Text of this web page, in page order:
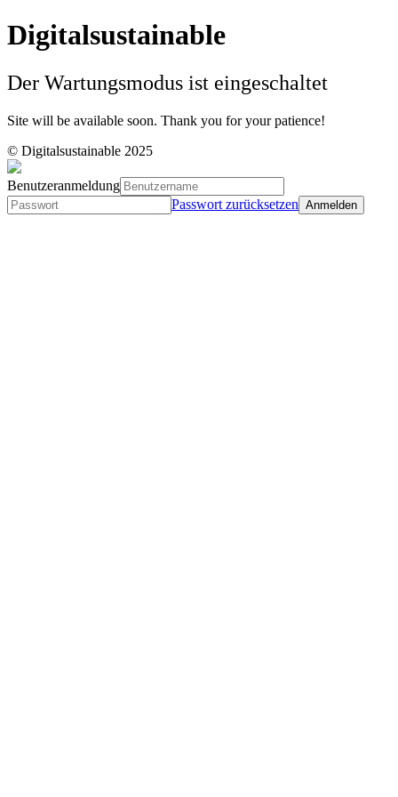
Digitalsustainable
Der Wartungsmodus ist eingeschaltet
Site will be available soon. Thank you for your patience!
© Digitalsustainable 2025
Benutzeranmeldung
Passwort zurücksetzen